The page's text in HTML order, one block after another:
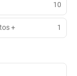
10
+ 1